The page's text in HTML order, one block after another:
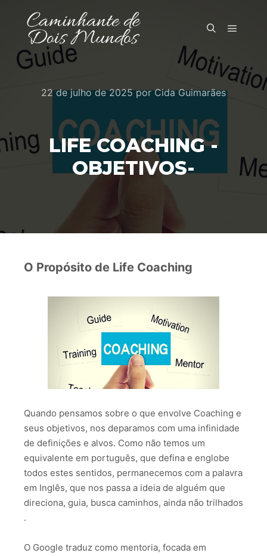
22 de julho de 2025porCida Guimarães
LIFE COACHING -
OBJETIVOS-
O Propósito de Life Coaching
Quando pensamos sobre o que envolve Coaching e
seus objetivos, nos deparamos com uma infinidade
de definições e alvos. Como não temos um
equivalente em português, que defina e englobe
todos estes sentidos, permanecemos com a palavra
em Inglês, que nos passa a ideia de alguém que
direciona, guia, busca caminhos, ainda não trilhados
.
O Google traduz como mentoria, focada em